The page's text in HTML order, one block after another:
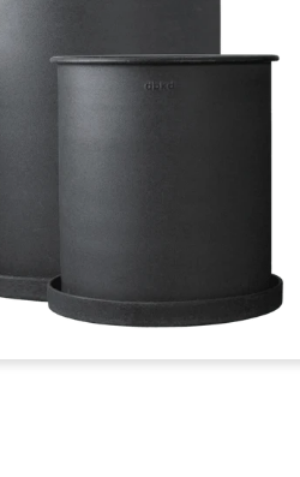
Set 2-teilig rund hoch
dunkelgrau dbkd